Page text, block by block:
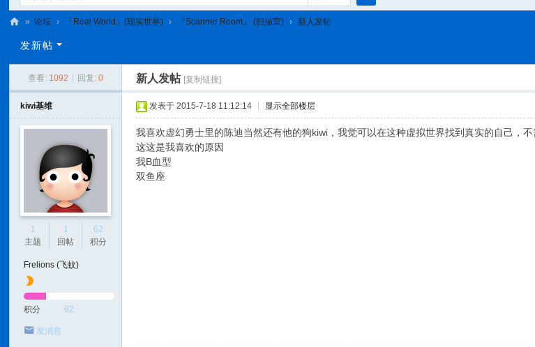
L
» 论坛 › 「Real World」(现实世界) › 『Scanner Room』 (扫描室) › 新人发帖
发新帖
查看: 1092 回复: 0 新人发帖 [复制链接]
kiwi基维
1
主题
1
回帖
62
积分
Frelions (飞蚊)
积分 62
发消息
发表于 2015-7-18 11:12:14 显示全部楼层
我喜欢虚幻勇士里的陈迪当然还有他的狗kiwi，我觉可以在这种虚拟世界找到真实的自己，不
这这是我喜欢的原因
我B血型
双鱼座